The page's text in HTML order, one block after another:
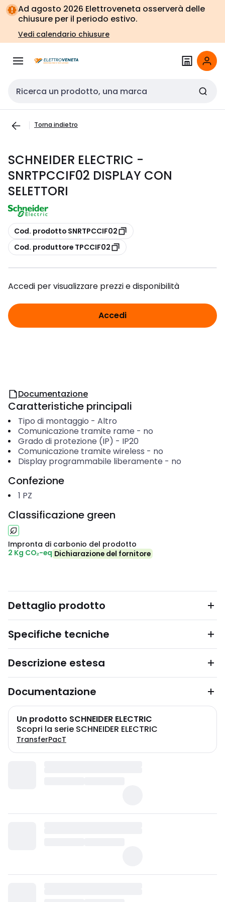
Vai alla
navigazione
Vai
alla
pagina
Ad agosto 2026 Elettroveneta osserverà delle
chiusure per il periodo estivo.
Vedi calendario chiusure
Cerca input
Torna indietro
SCHNEIDER ELECTRIC -
SNRTPCCIF02 DISPLAY CON
SELETTORI
copia
Cod. prodotto SNRTPCCIF02
copia
Cod. produttore TPCCIF02
Accedi per visualizzare prezzi e disponibilità
Accedi
Documentazione
Caratteristiche principali
Tipo di montaggio - Altro
Comunicazione tramite rame - no
Grado di protezione (IP) - IP20
Comunicazione tramite wireless - no
Display programmabile liberamente - no
Confezione
1 PZ
Classificazione green
Impronta di carbonio del prodotto
2 Kg CO₂-eq Dichiarazione del fornitore
Dettaglio prodotto
Specifiche tecniche
Descrizione estesa
Documentazione
Un prodotto SCHNEIDER ELECTRIC
Scopri la serie SCHNEIDER ELECTRIC
TransferPacT